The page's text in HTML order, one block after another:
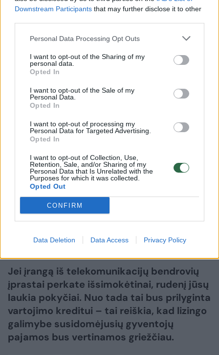
Downstream Participants that may further disclose it to other
Personal Data Processing Opt Outs
I want to opt-out of the Sharing of my
personal data.
Opted In
I want to opt-out of the Sale of my
Personal Data.
Opted In
I want to opt-out of processing my
Personal Data for Targeted Advertising.
Opted In
I want to opt-out of Collection, Use,
Retention, Sale, and/or Sharing of my
Personal Data that Is Unrelated with the
Purposes for which it was collected.
Opted Out
CONFIRM
Data Deletion Data Access Privacy Policy
Verslas Mano pinigai
Gyventojai netrukus gali susidurti
su netikėta problema: šio įprasto
pirkinio taip lengvai nebeįsigysite
2026 m. rugpjūčio 7 d. 06:02
Lrytas.lt
Jei įrangą iš telekomunikacijų bendrovių
įprastai perkate išsimokėtinai, rudenį jūsų
laukia pokyčiai. Nuo tada tai bus prilyginta
vartojimo kreditui – tai reiškia, kad lizingo
galimybe susidomėjusių gyventojų
pajamos bus vertinamos griežčiau.